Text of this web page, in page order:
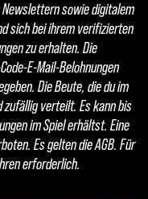
sowie digitalem
sich bei ihrem verifizierten
zu erhalten. Die
E-Mail-Belohnungen
Die Beute, die du im
zufällig verteilt. Es kann bis
im Spiel erhältst. Eine
Es gelten die AGB. Für
erforderlich.